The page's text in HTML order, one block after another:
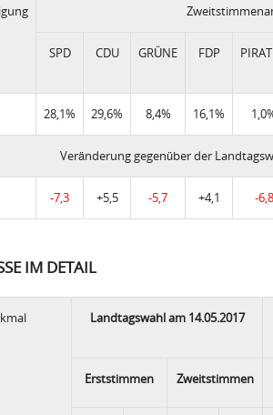
SPD CDU GRÜNE FDP
28,1% 29,6% 8,4% 16,1%
Veränderung gegenüber der
-7,3 +5,5 -5,7 +4,1 -6,8
IM DETAIL
Landtagswahl am 14.05.2017
Erststimmen Zweitstimmen